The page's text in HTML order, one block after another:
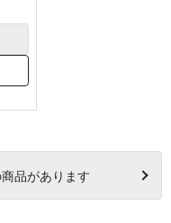
品があります